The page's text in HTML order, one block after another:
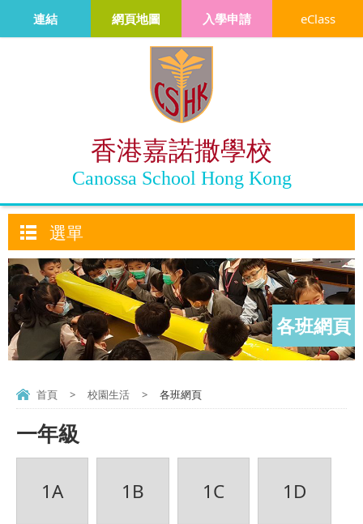
香港嘉諾撒學校
Canossa School Hong Kong
連結 網頁地圖 入學申請 eClass
選單
各班網頁
首頁 > 校園生活 > 各班網頁
一年級
1A 1B 1C 1D